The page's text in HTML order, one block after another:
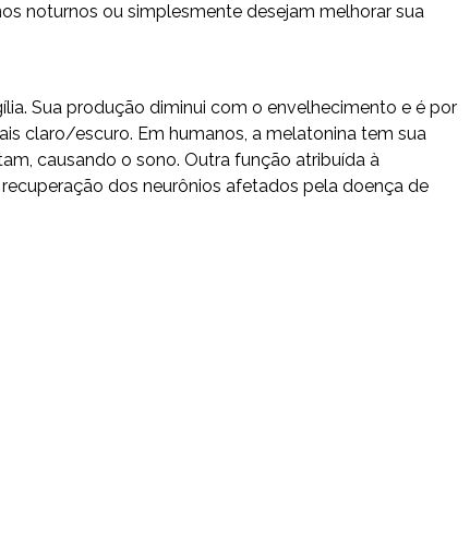
noturnos ou simplesmente desejam melhorar sua
Sua produção diminui com o envelhecimento e é por
claro/escuro. Em humanos, a melatonina tem sua
causando o sono. Outra função atribuída à
dos neurônios afetados pela doença de